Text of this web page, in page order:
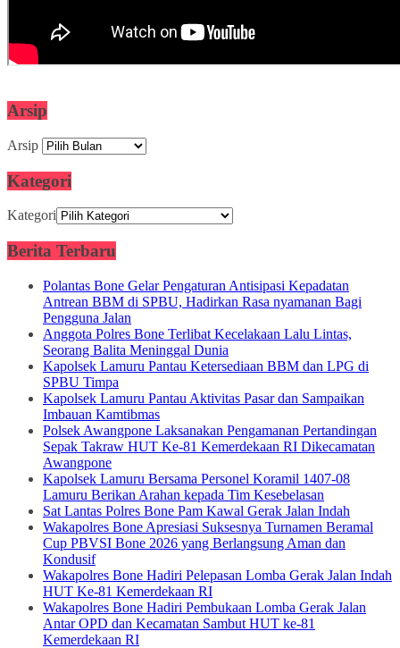
Arsip
Arsip
Kategori
Kategori
Berita Terbaru
Polantas Bone Gelar Pengaturan Antisipasi Kepadatan
Antrean BBM di SPBU, Hadirkan Rasa nyamanan Bagi
Pengguna Jalan
Anggota Polres Bone Terlibat Kecelakaan Lalu Lintas,
Seorang Balita Meninggal Dunia
Kapolsek Lamuru Pantau Ketersediaan BBM dan LPG di
SPBU Timpa
Kapolsek Lamuru Pantau Aktivitas Pasar dan Sampaikan
Imbauan Kamtibmas
Polsek Awangpone Laksanakan Pengamanan Pertandingan
Sepak Takraw HUT Ke-81 Kemerdekaan RI Dikecamatan
Awangpone
Kapolsek Lamuru Bersama Personel Koramil 1407-08
Lamuru Berikan Arahan kepada Tim Kesebelasan
Sat Lantas Polres Bone Pam Kawal Gerak Jalan Indah
Wakapolres Bone Apresiasi Suksesnya Turnamen Beramal
Cup PBVSI Bone 2026 yang Berlangsung Aman dan
Kondusif
Wakapolres Bone Hadiri Pelepasan Lomba Gerak Jalan Indah
HUT Ke-81 Kemerdekaan RI
Wakapolres Bone Hadiri Pembukaan Lomba Gerak Jalan
Antar OPD dan Kecamatan Sambut HUT ke-81
Kemerdekaan RI